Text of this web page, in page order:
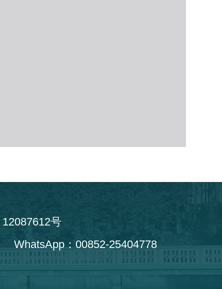
号
WhatsApp：00852-25404778